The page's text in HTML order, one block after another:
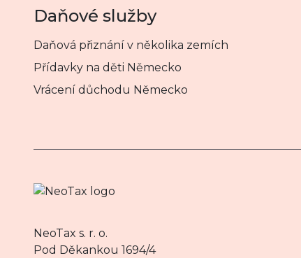
Daňové služby
Daňová přiznání v několika zemích
Přídavky na děti Německo
Vrácení důchodu Německo
NeoTax s. r. o.
Pod Děkankou 1694/4